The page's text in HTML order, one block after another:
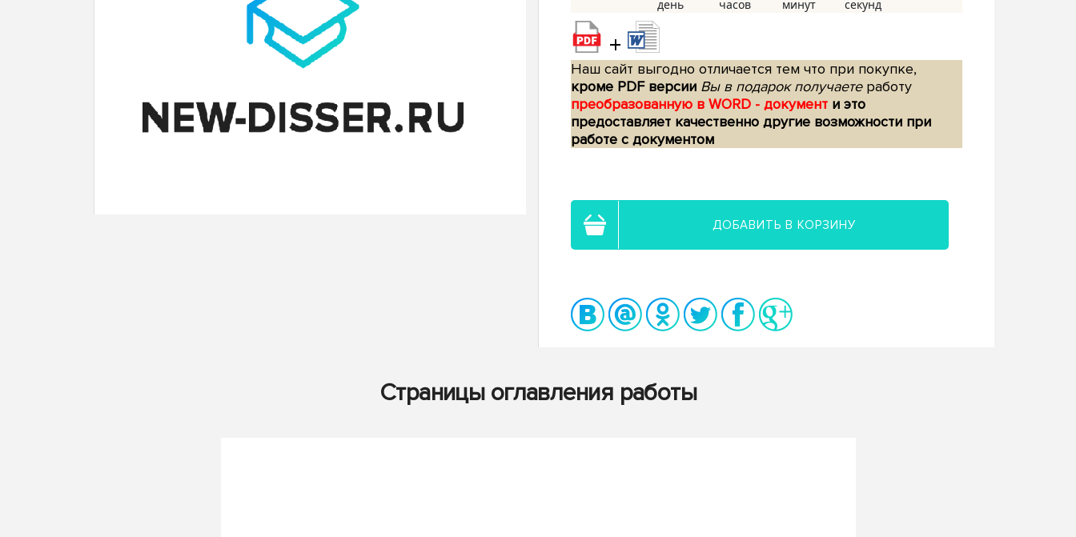
+
Наш сайт выгодно отличается тем что при покупке,
кроме PDF версии Вы в подарок получаетеработу
преобразованную в WORD - документ и это
предоставляет качественно другие возможности при
работе с документом
ДОБАВИТЬ В КОРЗИНУ
Страницы оглавления работы